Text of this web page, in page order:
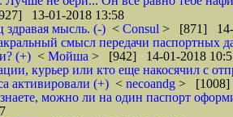
13-01-2018 13:58
здравая мысль. (-) < Consul > [871] 14-
смысл передачи паспортных
(+) < Мойша > [942] 14-01-2018
курьер или кто еще накосячил с
активировали (+) < necoandg > [1008]
можно ли на один паспорт